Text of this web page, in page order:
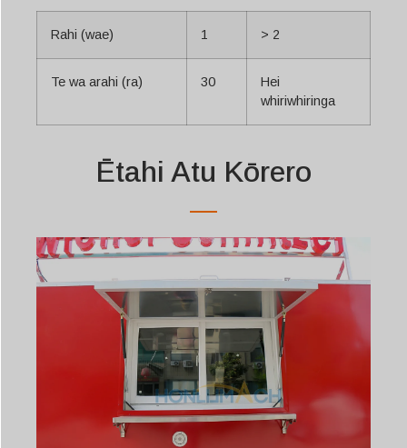
Rahi (wae) 1 > 2
Te wa arahi (ra) 30
Hei
whiriwhiringa
Ētahi Atu Kōrero
Norsk bokmål
Slovenčina
Svenska